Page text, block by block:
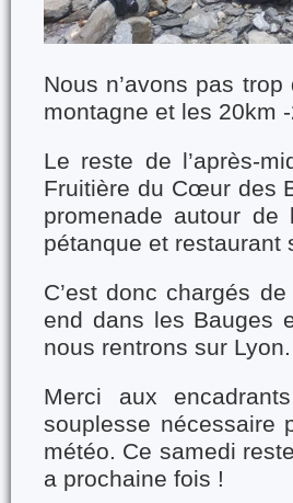
Nous n’avons pas
montagne et les 20km
Le reste de l’après-
Fruitière du Cœur des
promenade autour
pétanque et restaurant
C’est donc chargés
end dans les Bauges
nous rentrons sur Lyon.
Merci aux
souplesse nécessaire
météo. Ce samedi
a prochaine fois !